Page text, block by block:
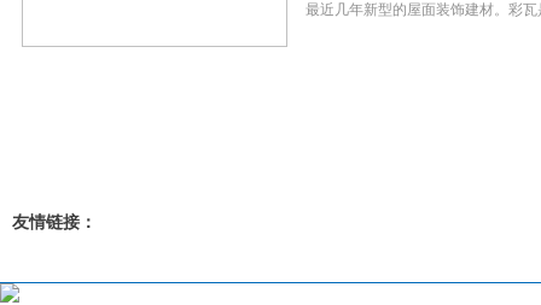
最近几年新型的屋面装饰建材。彩
友情链接：